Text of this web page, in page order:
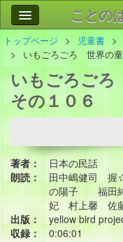
ことの
作品
会
お
トップページ 児童書
いもごろごろ 世界の
いもごろご
その１０６
著者：
日本の民話
朗読：
田中嶋健司
の陽子 福田
妃 村上馨 佐
出版：
yellow bird
収録：
0:06:01